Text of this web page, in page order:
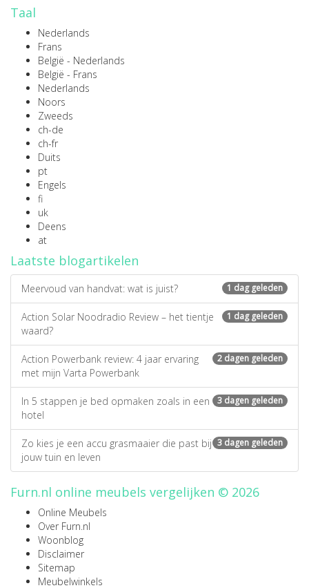
Taal
Nederlands
Frans
België - Nederlands
België - Frans
Nederlands
Noors
Zweeds
ch-de
ch-fr
Duits
pt
Engels
fi
uk
Deens
at
Laatste blogartikelen
1 dag geleden
Meervoud van handvat: wat is juist?
1 dag geleden
Action Solar Noodradio Review – het tientje
waard?
2 dagen geleden
Action Powerbank review: 4 jaar ervaring
met mijn Varta Powerbank
3 dagen geleden
In 5 stappen je bed opmaken zoals in een
hotel
3 dagen geleden
Zo kies je een accu grasmaaier die past bij
jouw tuin en leven
Furn.nl online meubels vergelijken © 2026
Online Meubels
Over Furn.nl
Woonblog
Disclaimer
Sitemap
Meubelwinkels